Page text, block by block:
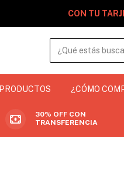
CON TU
PRODUCTOS ¿CÓMO
30% OFF CON
TRANSFERENCIA